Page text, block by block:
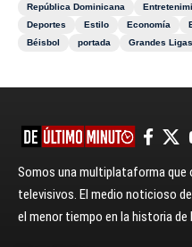
República Dominicana
Deportes
Estilo Economía
Béisbol
portada Grandes Ligas
Somos una multiplataforma
televisivos. El medio noticioso
el menor tiempo en la historia de